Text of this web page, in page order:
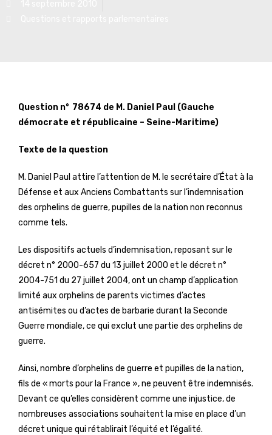
Question n° 78674 de M. Daniel Paul (Gauche
démocrate et républicaine – Seine-Maritime)
Texte de la question
M. Daniel Paul attire l’attention de M. le secrétaire d’État à la
Défense et aux Anciens Combattants sur l’indemnisation
des orphelins de guerre, pupilles de la nation non reconnus
comme tels.
Les dispositifs actuels d’indemnisation, reposant sur le
décret n° 2000-657 du 13 juillet 2000 et le décret n°
2004-751 du 27 juillet 2004, ont un champ d’application
limité aux orphelins de parents victimes d’actes
antisémites ou d’actes de barbarie durant la Seconde
Guerre mondiale, ce qui exclut une partie des orphelins de
guerre.
Ainsi, nombre d’orphelins de guerre et pupilles de la nation,
fils de « morts pour la France », ne peuvent être indemnisés.
Devant ce qu’elles considèrent comme une injustice, de
nombreuses associations souhaitent la mise en place d’un
décret unique qui rétablirait l’équité et l’égalité.